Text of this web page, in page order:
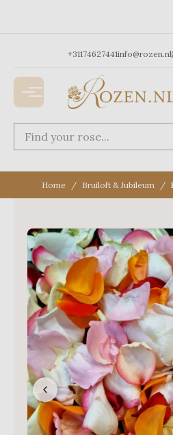
+31174627441info@rozen.nl
Home Bruiloft & Jubileum